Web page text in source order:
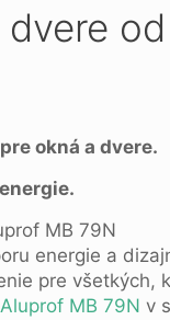
okná a dvere.
energie a
pre všetkých,
Aluprof MB 79N v